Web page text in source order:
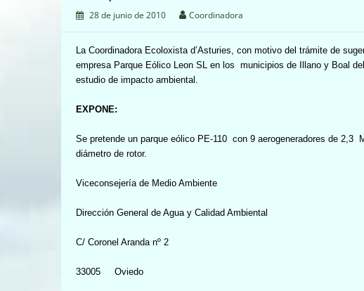
28 de junio de 2010 Coordinadora
La Coordinadora Ecoloxista d’Asturies, con motivo del trámite de
empresa Parque Eólico Leon SL en los municipios de Illano y Boal
estudio de impacto ambiental.
EXPONE:
Se pretende un parque eólico PE-110 con 9 aerogeneradores de 2,3
diámetro de rotor.
Viceconsejería de Medio Ambiente
Dirección General de Agua y Calidad Ambiental
C/ Coronel Aranda nº 2
33005 Oviedo